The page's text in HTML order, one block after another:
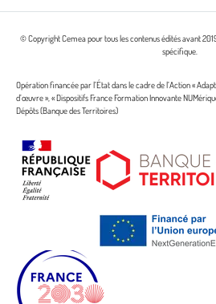
© Copyright Cemea pour tous les contenus édités avant
spécifique.
Opération financée par l’État dans le cadre de l’Action «
d’œuvre », « Dispositifs France Formation Innovante
Dépôts (Banque des Territoires)